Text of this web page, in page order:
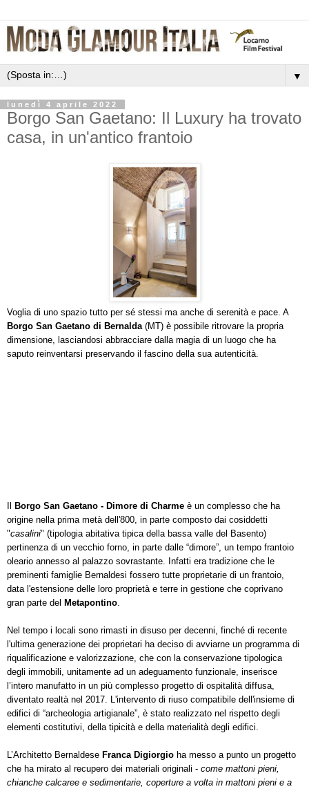
▼
lunedì 4 aprile 2022
Borgo San Gaetano: Il Luxury ha trovato
casa, in un'antico frantoio
Voglia di uno spazio tutto per sé stessi ma anche di serenità e pace. A
Borgo San Gaetano di Bernalda(MT) è possibile ritrovare la propria
dimensione, lasciandosi abbracciare dalla magia di un luogo che ha
saputo reinventarsi preservando il fascino della sua autenticità.
Borgo San Gaetano - Dimore di Charme è un complesso che ha
origine nella prima metà dell'800, in parte composto dai cosiddetti
"casalini" (tipologia abitativa tipica della bassa valle del Basento)
pertinenza di un vecchio forno, in parte dalle “dimore”, un tempo frantoio
oleario annesso al palazzo sovrastante. Infatti era tradizione che le
preminenti famiglie Bernaldesi fossero tutte proprietarie di un frantoio,
data l'estensione delle loro proprietà e terre in gestione che coprivano
gran parte del Metapontino.
Nel tempo i locali sono rimasti in disuso per decenni, finché di recente
l'ultima generazione dei proprietari ha deciso di avviarne un programma di
riqualificazione e valorizzazione, che con la conservazione tipologica
degli immobili, unitamente ad un adeguamento funzionale, inserisce
l’intero manufatto in un più complesso progetto di ospitalità diffusa,
diventato realtà nel 2017. L'intervento di riuso compatibile dell'insieme di
edifici di “archeologia artigianale”, è stato realizzato nel rispetto degli
elementi costitutivi, della tipicità e della materialità degli edifici.
L’Architetto Bernaldese Franca Digiorgio ha messo a punto un progetto
che ha mirato al recupero dei materiali originali - come mattoni pieni,
chianche calcaree e sedimentarie, coperture a volta in mattoni pieni e a